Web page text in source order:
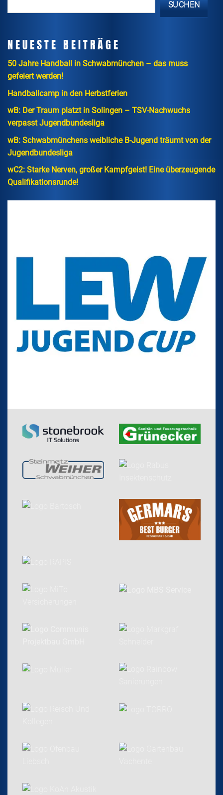
SUCHEN
NEUESTE BEITRÄGE
50 Jahre Handball in Schwabmünchen – das muss
gefeiert werden!
Handballcamp in den Herbstferien
wB: Der Traum platzt in Solingen – TSV-Nachwuchs
verpasst Jugendbundesliga
wB: Schwabmünchens weibliche B-Jugend träumt von der
Jugendbundesliga
wC2: Starke Nerven, großer Kampfgeist! Eine überzeugende
Qualifikationsrunde!